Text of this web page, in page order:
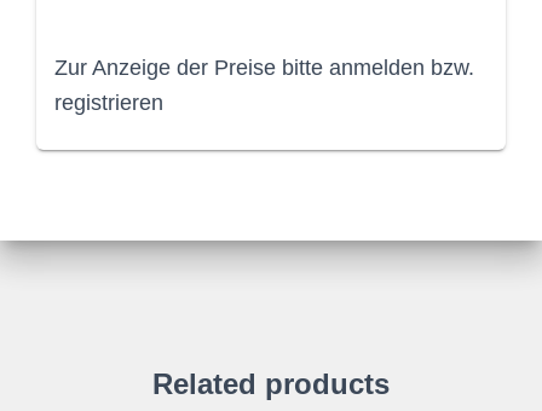
Zur Anzeige der Preise bitte anmelden bzw.
registrieren
Related products